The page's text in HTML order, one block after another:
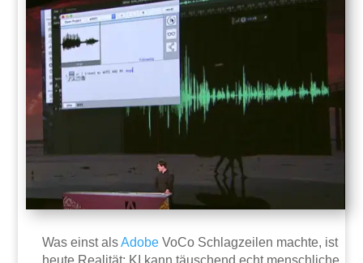
Was einst alsAdobe VoCo Schlagzeilen machte, ist